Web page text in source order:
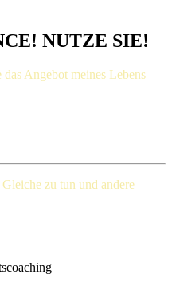
NUTZE SIE!
Angebot meines Lebens
Gleiche zu tun und andere